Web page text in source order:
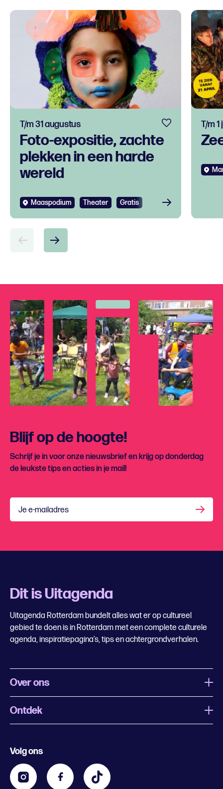
Foto-expositie, zachte
plekken in een harde
wereld
T/m 31 augustus
Maaspodium Theater Gratis
T/m
Blijf op de hoogte!
Schrijf je in voor onze nieuwsbrief en krijg op donderdag
de leukste tips en acties in je mail!
Je e-mailadres
Dit is Uitagenda
Uitagenda Rotterdam bundelt alles wat er op cultureel
gebied te doen is in Rotterdam met een complete culturele
agenda, inspiratiepagina’s, tips en achtergrondverhalen.
Over ons
Wat is Uitagenda Rotterdam
Contact
Zakelijk
Ontdek
Kids
Volg ons